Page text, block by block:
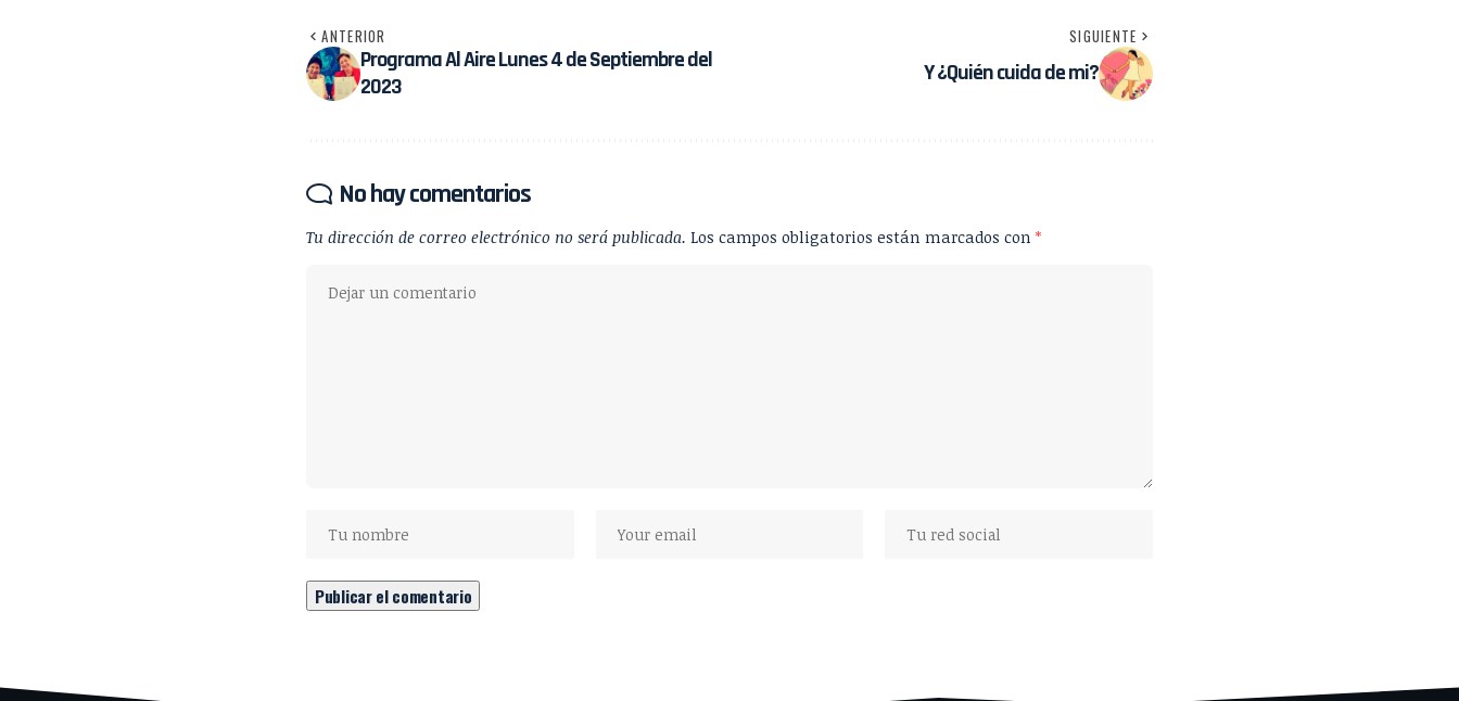
ANTERIOR
Programa Al Aire Lunes 4 de Septiembre del
2023
SIGUIENTE
Y ¿Quién cuida de mi?
No hay comentarios
Tu dirección de correo electrónico no será publicada. Los campos obligatorios están marcados con *